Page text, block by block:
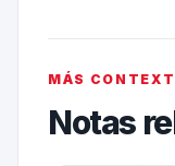
MÁS
Notas